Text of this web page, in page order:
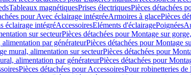
Tableaux magnétiquesPrises électriquesPièces détachées
pour Avec éclairage intégréeArmoires à glacePièces
éclairage intégréAccessoiresEléments d'éclairagePoignées
sur secteurPièces détachées pour Montage sur
par générateurPièces détachées pour Montage
mural, alimentation sur secteurPièces détachées pour
alimentation par générateurPièces détachées pour
Pièces détachées pour AccessoiresPour robinetteries de